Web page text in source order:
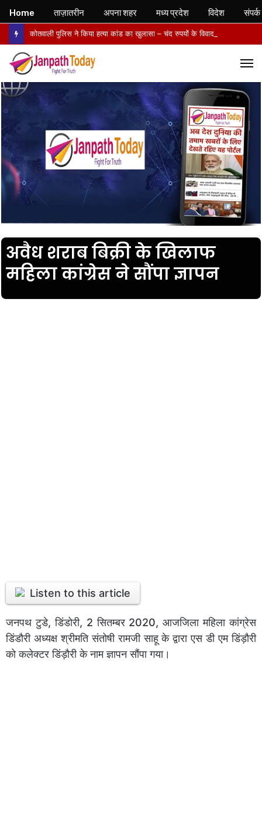
अवैध शराब बिक्री के खिलाफ
महिला कांग्रेस ने सौंपा ज्ञापन
Listen to this article
जनपथ टुडे, डिंडोरी, 2 सितम्बर 2020, आजजिला महिला कांग्रेस
डिंडौरी अध्यक्ष श्रीमति संतोषी रामजी साहू के द्वारा एस डी एम डिंड़ौरी
को कलेक्टर डिंड़ौरी के नाम ज्ञापन सौंपा गया।
Home ताज़ातरीन अपना शहर मध्य प्रदेश विदेश संपर्क